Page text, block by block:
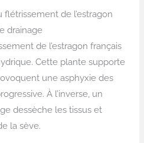
de l’estragon
drainage
de l’estragon français
Cette plante supporte
une asphyxie des
À l’inverse, un
dessèche les tissus et
la sève.